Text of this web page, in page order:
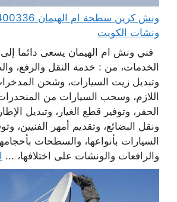
ونشات الكويت
فني ونش ام الهيمان يسعى دائما
الخدمات، من : خدمة النقل والرفع،
وتبديل زيت السيارات، وشحن
اللازم، وسحب السيارات من
الحفر، وتوفير قطع الغيار، وتبديل
ونقل البضائع، وتقديم أمهر الفنيين،
السيارات بأنواعها، والسطحات
والرافعات والونشات على اختلافها، ...